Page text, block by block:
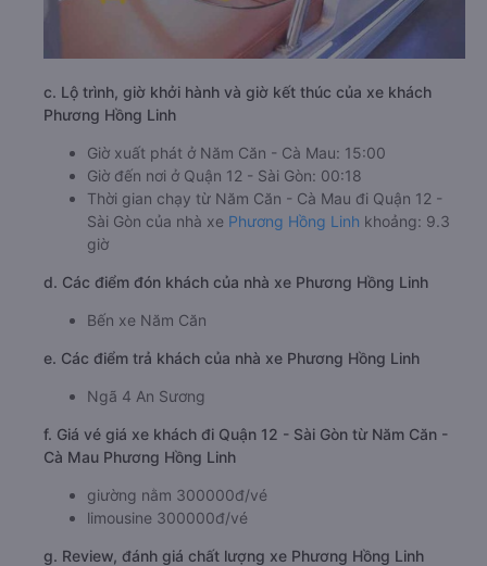
c. Lộ trình, giờ khởi hành và giờ kết thúc của xe khách
Phương Hồng Linh
Giờ xuất phát ở Năm Căn - Cà Mau: 15:00
Giờ đến nơi ở Quận 12 - Sài Gòn: 00:18
Thời gian chạy từ Năm Căn - Cà Mau đi Quận 12 -
Sài Gòn của nhà xe Phương Hồng Linh khoảng: 9.3
giờ
d. Các điểm đón khách của nhà xe Phương Hồng Linh
Bến xe Năm Căn
e. Các điểm trả khách của nhà xe Phương Hồng Linh
Ngã 4 An Sương
f. Giá vé giá xe khách đi Quận 12 - Sài Gòn từ Năm Căn -
Cà Mau Phương Hồng Linh
giường nằm 300000đ/vé
limousine 300000đ/vé
g. Review, đánh giá chất lượng xe Phương Hồng Linh